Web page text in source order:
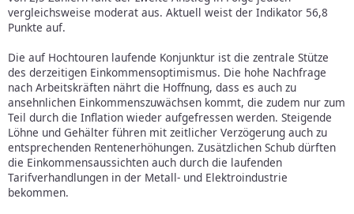
vergleichsweise moderat aus. Aktuell weist der Indikator 56,8
Punkte auf.
Die auf Hochtouren laufende Konjunktur ist die zentrale Stütze
des derzeitigen Einkommensoptimismus. Die hohe Nachfrage
nach Arbeitskräften nährt die Hoffnung, dass es auch zu
ansehnlichen Einkommenszuwächsen kommt, die zudem nur zum
Teil durch die Inflation wieder aufgefressen werden. Steigende
Löhne und Gehälter führen mit zeitlicher Verzögerung auch zu
entsprechenden Rentenerhöhungen. Zusätzlichen Schub dürften
die Einkommensaussichten auch durch die laufenden
Tarifverhandlungen in der Metall- und Elektroindustrie
bekommen.